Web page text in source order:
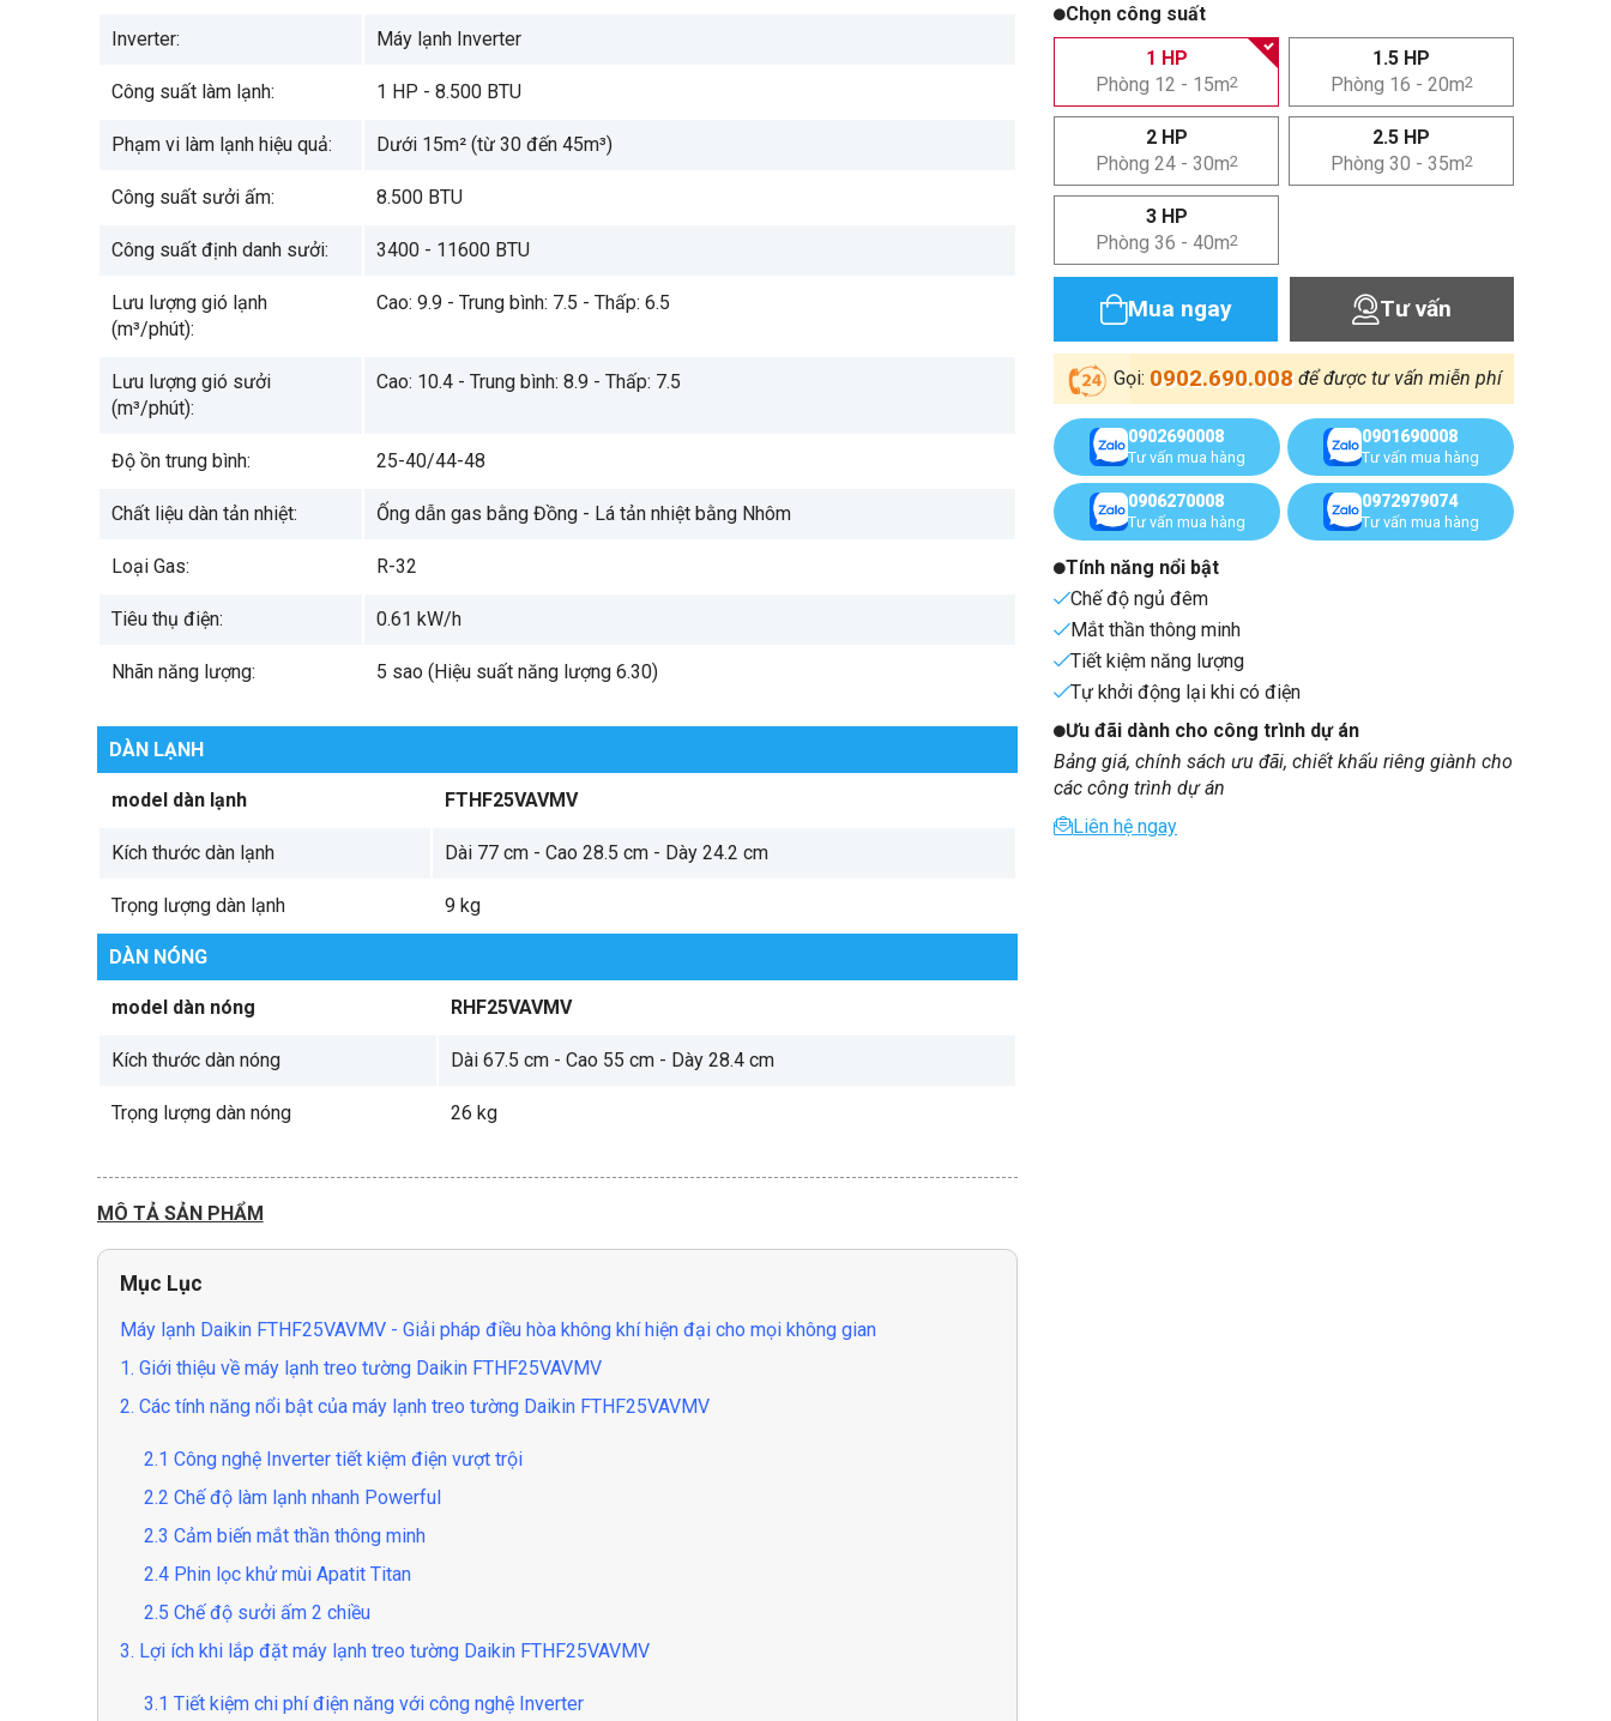
Inverter: Máy lạnh Inverter
Công suất làm lạnh: 1 HP - 8.500 BTU
Phạm vi làm lạnh hiệu quả: Dưới 15m² (từ 30 đến 45m³)
Công suất sưởi ấm: 8.500 BTU
Công suất định danh sưởi: 3400 - 11600 BTU
Lưu lượng gió lạnh
(m³/phút):
Cao: 9.9 - Trung bình: 7.5 - Thấp: 6.5
Lưu lượng gió sưởi
(m³/phút):
Cao: 10.4 - Trung bình: 8.9 - Thấp: 7.5
Độ ồn trung bình: 25-40/44-48
Chất liệu dàn tản nhiệt: Ống dẫn gas bằng Đồng - Lá tản nhiệt bằng Nhôm
Loại Gas: R-32
Tiêu thụ điện: 0.61 kW/h
Nhãn năng lượng: 5 sao (Hiệu suất năng lượng 6.30)
DÀN LẠNH
model dàn lạnh FTHF25VAVMV
Kích thước dàn lạnh Dài 77 cm - Cao 28.5 cm - Dày 24.2 cm
Trọng lượng dàn lạnh 9 kg
DÀN NÓNG
model dàn nóng RHF25VAVMV
Kích thước dàn nóng Dài 67.5 cm - Cao 55 cm - Dày 28.4 cm
Trọng lượng dàn nóng 26 kg
MÔ TẢ SẢN PHẨM
Mục Lục
Máy lạnh Daikin FTHF25VAVMV - Giải pháp điều hòa không khí hiện đại cho mọi không gian
1. Giới thiệu về máy lạnh treo tường Daikin FTHF25VAVMV
2. Các tính năng nổi bật của máy lạnh treo tường Daikin FTHF25VAVMV
2.1 Công nghệ Inverter tiết kiệm điện vượt trội
2.2 Chế độ làm lạnh nhanh Powerful
2.3 Cảm biến mắt thần thông minh
2.4 Phin lọc khử mùi Apatit Titan
2.5 Chế độ sưởi ấm 2 chiều
3. Lợi ích khi lắp đặt máy lạnh treo tường Daikin FTHF25VAVMV
3.1 Tiết kiệm chi phí điện năng với công nghệ Inverter
Chọn công suất
1 HP
Phòng 12 - 15m2
1.5 HP
Phòng 16 - 20m2
2 HP
Phòng 24 - 30m2
2.5 HP
Phòng 30 - 35m2
3 HP
Phòng 36 - 40m2
Mua ngay Tư vấn
Gọi: 0902.690.008 để được tư vấn miễn phí
0902690008
Tư vấn mua hàng
0901690008
Tư vấn mua hàng
0906270008
Tư vấn mua hàng
0972979074
Tư vấn mua hàng
Tính năng nổi bật
Chế độ ngủ đêm
Mắt thần thông minh
Tiết kiệm năng lượng
Tự khởi động lại khi có điện
Ưu đãi dành cho công trình dự án
Bảng giá, chính sách ưu đãi, chiết khấu riêng giành cho
các công trình dự án
Liên hệ ngay